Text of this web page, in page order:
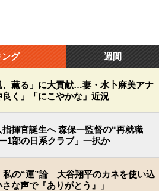
ング 週間
、薫る」に大貢献…妻・水卜麻美アナ
良く」「にこやかな」近況
揮官誕生へ 森保一監督の“再就職
1部の日系クラブ」一択か
私の“運”論 大谷翔平のカネを使い込
な声で『ありがとう』」